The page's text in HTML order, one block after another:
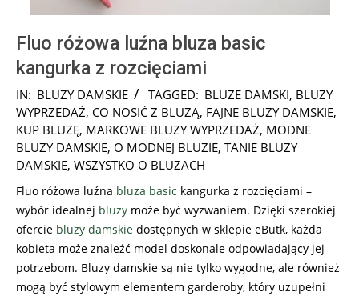
Fluo różowa luźna bluza basic
kangurka z rozcięciami
2024-
08-
06
IN: BLUZY DAMSKIE TAGGED: BLUZE DAMSKI, BLUZY
WYPRZEDAŻ, CO NOSIĆ Z BLUZĄ, FAJNE BLUZY DAMSKIE,
KUP BLUZĘ, MARKOWE BLUZY WYPRZEDAŻ, MODNE
BLUZY DAMSKIE, O MODNEJ BLUZIE, TANIE BLUZY
DAMSKIE, WSZYSTKO O BLUZACH
Fluo różowa luźna bluza basic kangurka z rozcięciami –
wybór idealnej bluzy może być wyzwaniem. Dzięki szerokiej
ofercie bluzy damskie dostępnych w sklepie eButk, każda
kobieta może znaleźć model doskonale odpowiadający jej
potrzebom. Bluzy damskie są nie tylko wygodne, ale również
mogą być stylowym elementem garderoby, który uzupełni